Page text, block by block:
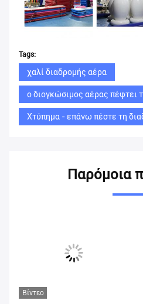
Tags:
χαλί διαδρομής αέρα
ο διογκώσιμος αέρας πέφτει
Χτύπημα - επάνω πέστε τη
Παρόμοια
Βίντεο